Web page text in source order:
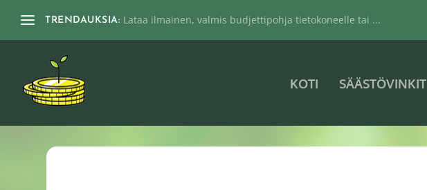
TRENDAUKSIA: Lataa ilmainen, valmis budjettipohja tietokoneelle tai ...
KOTI SÄÄSTÖVINKIT